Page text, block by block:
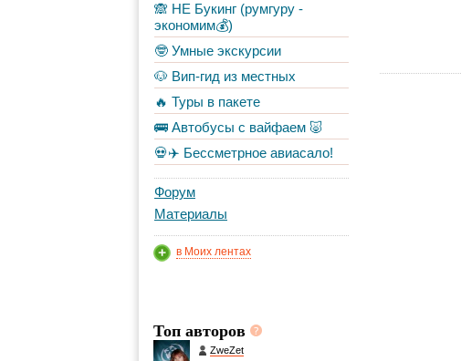
🙈 НЕ Букинг (румгуру -
экономим💰)
🤓 Умные экскурсии
🐶 Вип-гид из местных
🔥 Туры в пакете
🚌 Автобусы с вайфаем 🐷
💀✈️ Бессметрное авиасало!
Форум
Материалы
в Моих лентах
Топ авторов
ZweZet